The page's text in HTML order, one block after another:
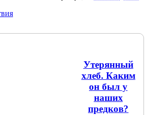
Утерянный
хлеб. Каким
он был у
наших
предков?